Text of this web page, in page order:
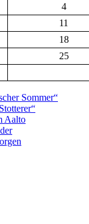
4
11
18
25
Sommer“
Aalto